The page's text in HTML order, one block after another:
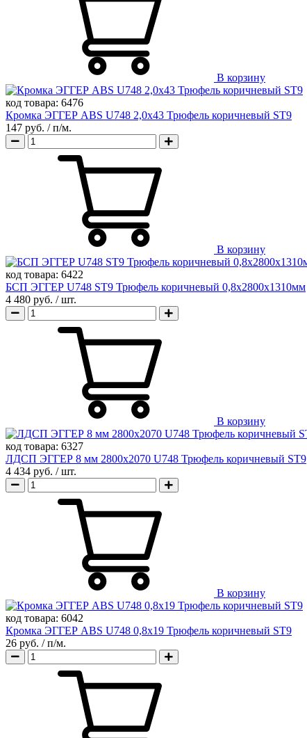
В корзину
код товара: 6476
Кромка ЭГГЕР ABS U748 2,0х43 Трюфель коричневый ST9
147 руб. / п/м.
В корзину
код товара: 6422
БСП ЭГГЕР U748 ST9 Трюфель коричневый 0,8х2800х1310мм
4 480 руб. / шт.
В корзину
код товара: 6327
ЛДСП ЭГГЕР 8 мм 2800х2070 U748 Трюфель коричневый ST9
4 434 руб. / шт.
В корзину
код товара: 6042
Кромка ЭГГЕР ABS U748 0,8х19 Трюфель коричневый ST9
26 руб. / п/м.